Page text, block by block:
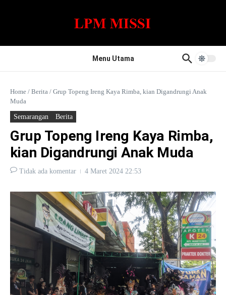
Menu Utama
Home / Berita / Grup Topeng Ireng Kaya Rimba, kian Digandrungi Anak
Muda
Semarangan Berita
Grup Topeng Ireng Kaya Rimba,
kian Digandrungi Anak Muda
Tidak ada komentar 4 Maret 2024 22:53